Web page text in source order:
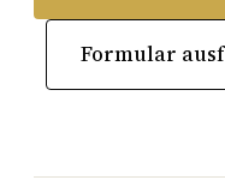
Formular